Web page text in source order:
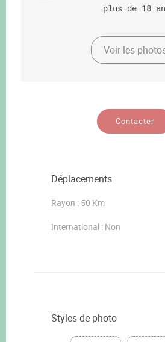
plus de 18
Voir les
Contacter
Déplacements
Rayon : 50 Km
International : Non
Styles de photo